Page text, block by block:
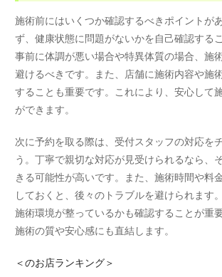
施術前にはいくつか確認するべきポイントが
ず、健康状態に問題がないかを自己確認する
事前に体調が悪い場合や特異体質の場合、施
避けるべきです。また、店舗に施術内容や施
することも重要です。これにより、安心して
ができます。
次に予約を取る際は、受付スタッフの対応を
う。丁寧で親切な対応が見受けられるなら、
きる可能性が高いです。また、施術時間や料
しておくと、後々のトラブルを避けられます
施術環境が整っているかも確認することが重
施術の質や安心感にも直結します。
＜のお店ランキング＞